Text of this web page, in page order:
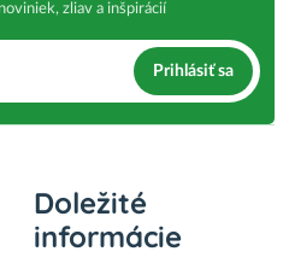
zliav a inšpirácií
Prihlásiť sa
Doležité
informácie